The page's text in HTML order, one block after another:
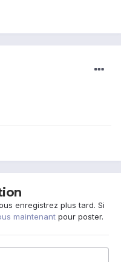
enregistrez plus tard. Si
maintenant pour poster.